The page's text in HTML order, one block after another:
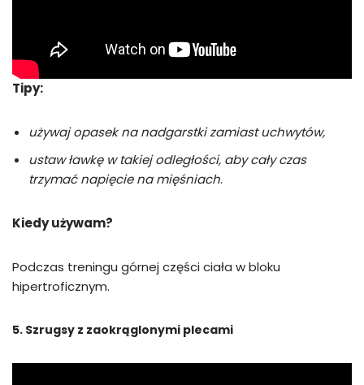
Tipy:
używaj opasek na nadgarstki zamiast uchwytów,
ustaw ławkę w takiej odległości, aby cały czas
trzymać napięcie na mięśniach.
Kiedy używam?
Podczas treningu górnej części ciała w bloku
hipertroficznym.
5. Szrugsy z zaokrąglonymi plecami